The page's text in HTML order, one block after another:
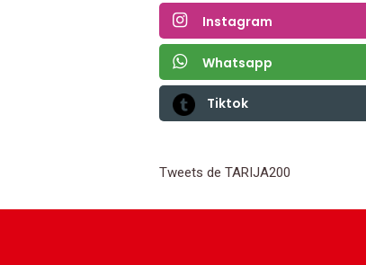
Instagram
Whatsapp
Tiktok
Tweets de TARIJA200